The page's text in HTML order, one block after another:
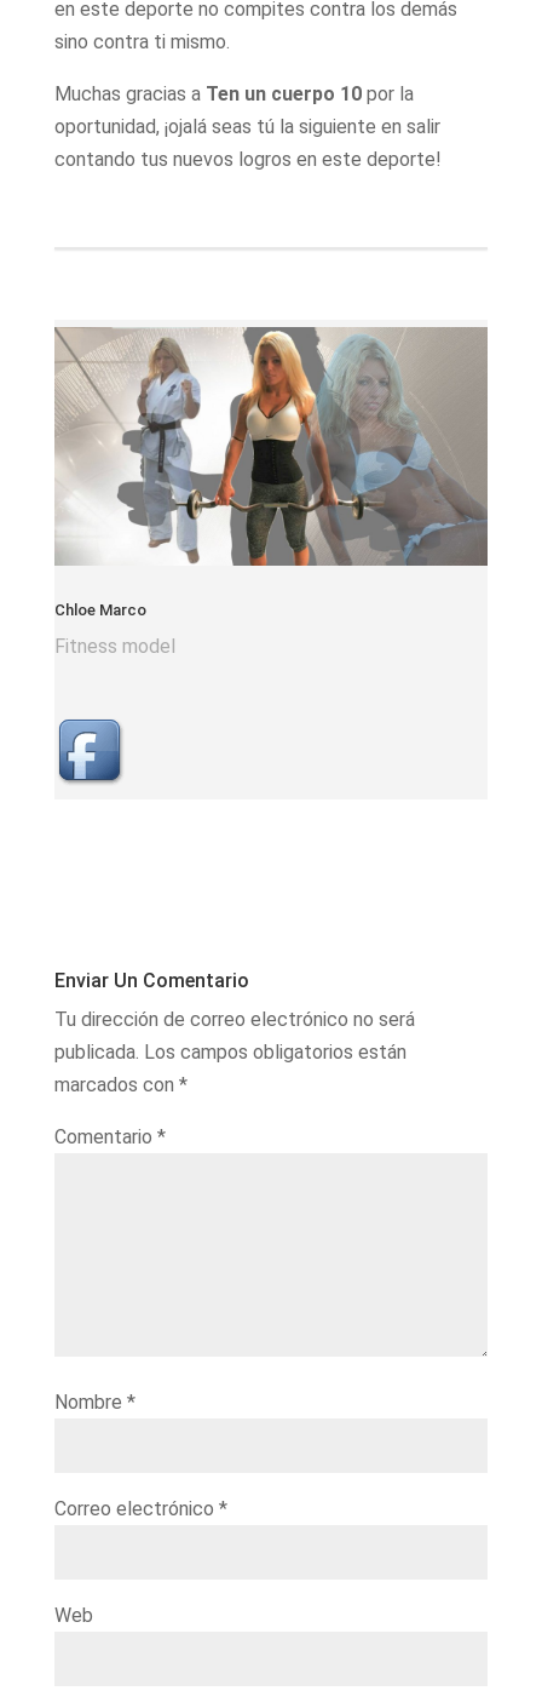
en este deporte no compites contra los demás
sino contra ti mismo.
Muchas gracias a Ten un cuerpo 10por la
oportunidad, ¡ojalá seas tú la siguiente en salir
contando tus nuevos logros en este deporte!
Chloe Marco
Fitness model
Enviar Un Comentario
Tu dirección de correo electrónico no será
publicada. Los campos obligatorios están
marcados con *
Comentario *
Nombre *
Correo electrónico *
Web